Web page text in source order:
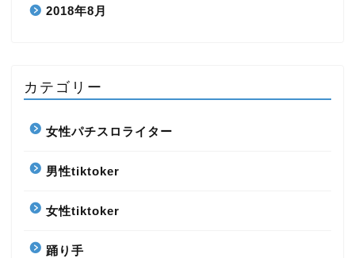
2018年8月
カテゴリー
女性パチスロライター
男性tiktoker
女性tiktoker
踊り手